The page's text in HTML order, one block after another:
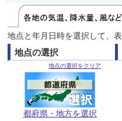
地点と年月日時を選択して、
地点の選択
地点の選択をクリア
都府県・地方を選択